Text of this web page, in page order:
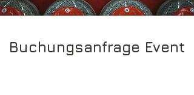
Buchungsanfrage Event